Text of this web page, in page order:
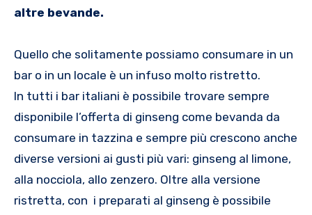
altre bevande.
Quello che solitamente possiamo consumare in un
bar o in un locale è un infuso molto ristretto.
In tutti i bar italiani è possibile trovare sempre
disponibile l’offerta di ginseng come bevanda da
consumare in tazzina e sempre più crescono anche
diverse versioni ai gusti più vari: ginseng al limone,
alla nocciola, allo zenzero. Oltre alla versione
ristretta, con i preparati al ginseng è possibile